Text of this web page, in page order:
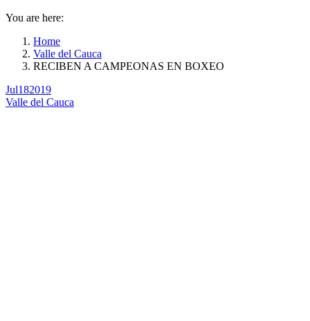
You are here:
Home
Valle del Cauca
RECIBEN A CAMPEONAS EN BOXEO
Jul182019
Valle del Cauca